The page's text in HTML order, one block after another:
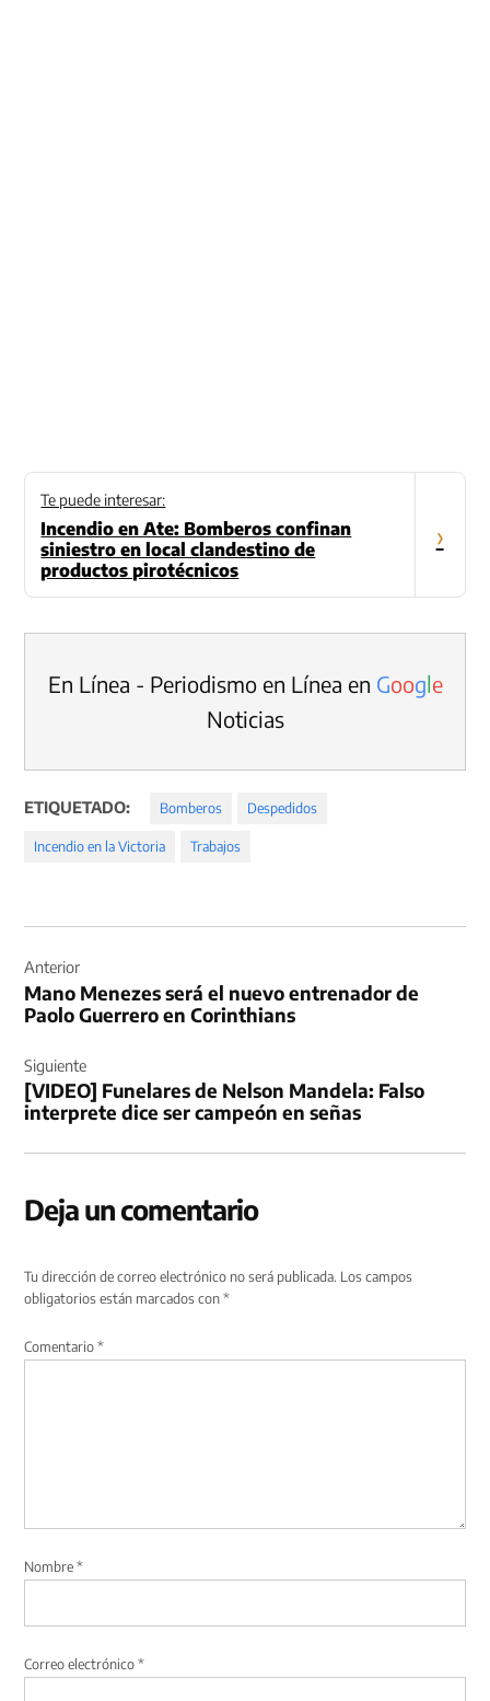
Te puede interesar:
Incendio en Ate: Bomberos confinan
siniestro en local clandestino de
productos pirotécnicos
›
En Línea - Periodismo en Línea en Google
Noticias
ETIQUETADO: Bomberos Despedidos
Incendio en la Victoria Trabajos
de
entradas
Anterior
Mano Menezes será el nuevo entrenador de
Paolo Guerrero en Corinthians
Siguiente
[VIDEO] Funelares de Nelson Mandela: Falso
interprete dice ser campeón en señas
Deja un comentario
Tu dirección de correo electrónico no será publicada. Los campos
obligatorios están marcados con*
Comentario*
Nombre*
Correo electrónico*